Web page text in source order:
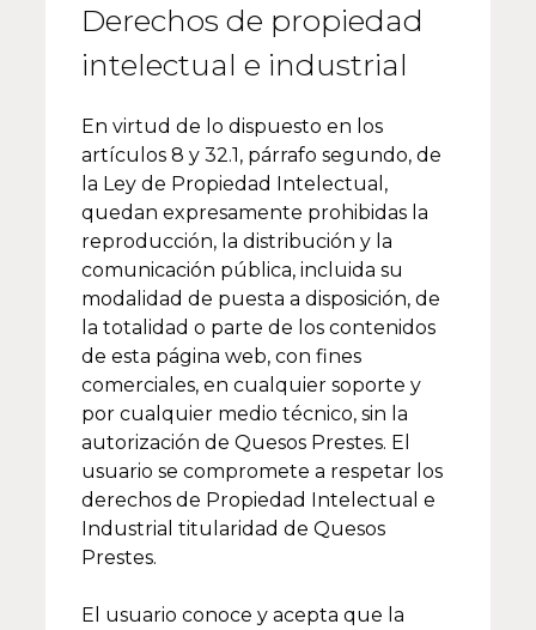
Derechos de propiedad
intelectual e industrial
En virtud de lo dispuesto en los
artículos 8 y 32.1, párrafo segundo, de
la Ley de Propiedad Intelectual,
quedan expresamente prohibidas la
reproducción, la distribución y la
comunicación pública, incluida su
modalidad de puesta a disposición, de
la totalidad o parte de los contenidos
de esta página web, con fines
comerciales, en cualquier soporte y
por cualquier medio técnico, sin la
autorización de Quesos Prestes. El
usuario se compromete a respetar los
derechos de Propiedad Intelectual e
Industrial titularidad de Quesos
Prestes.
El usuario conoce y acepta que la